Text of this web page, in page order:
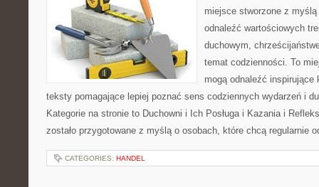
miejsce stworzone z
odnaleźć wartościowych
duchowym,
temat codzienności. To
mogą odnaleźć inspirujące
teksty pomagające lepiej poznać sens codziennych wydarzeń i
Kategorie na stronie to Duchowni i Ich Posługa i Kazania i
zostało przygotowane z myślą o osobach, które chcą regularnie
CATEGORIES: HANDEL